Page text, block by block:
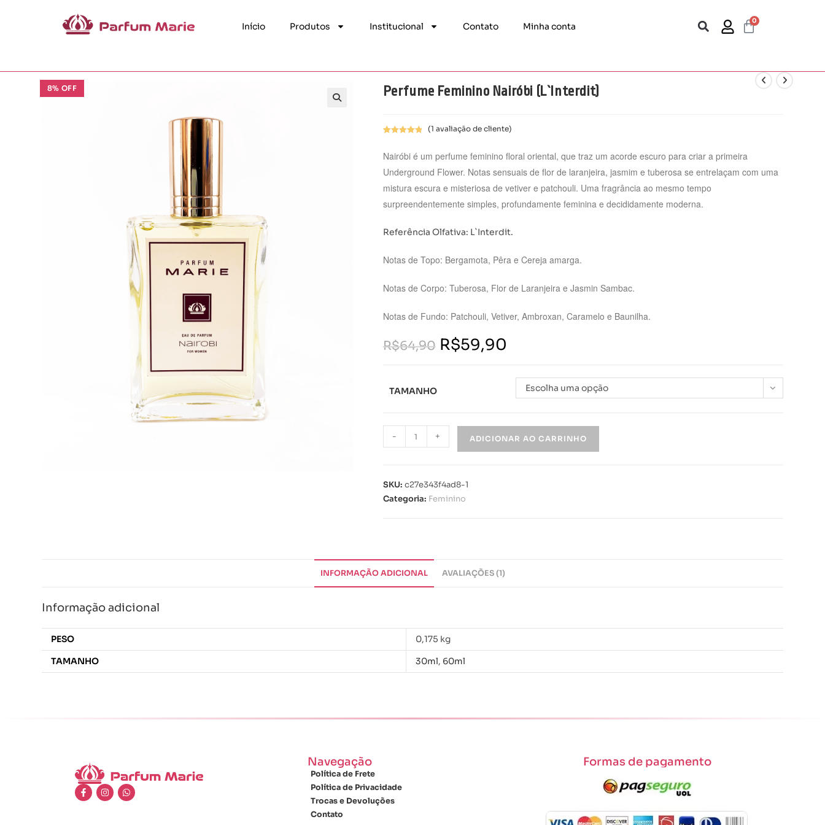
Início Produtos Institucional Contato Minha conta
0
8% OFF Perfume Feminino Nairóbi (L`Interdit)
como 5.00
baseado em
avaliação de
(1 avaliação de cliente)
Nairóbi é um perfume feminino floral oriental, que traz um acorde escuro para criar a primeira
Underground Flower. Notas sensuais de flor de laranjeira, jasmim e tuberosa se entrelaçam com uma
mistura escura e misteriosa de vetiver e patchouli. Uma fragrância ao mesmo tempo
surpreendentemente simples, profundamente feminina e decididamente moderna.
Referência Olfativa: L`Interdit.
Notas de Topo: Bergamota, Pêra e Cereja amarga.
Notas de Corpo: Tuberosa, Flor de Laranjeira e Jasmin Sambac.
Notas de Fundo: Patchouli, Vetiver, Ambroxan, Caramelo e Baunilha.
R$64,90 R$59,90
TAMANHO Escolha uma opção
- + ADICIONAR AO CARRINHO
SKU: c27e343f4ad8-1
Categoria: Feminino
INFORMAÇÃO ADICIONAL AVALIAÇÕES (1)
Informação adicional
PESO
0,175 kg
TAMANHO
30ml, 60ml
Navegação
Política de Frete
Política de Privacidade
Trocas e Devoluções
Contato
Formas de pagamento